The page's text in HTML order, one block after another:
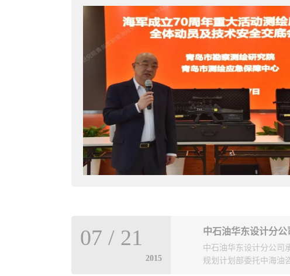
中石油华东设计分
2015
07 / 21
中石油华东设计分公司
规划计划部委托中海油